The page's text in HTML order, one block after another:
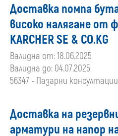
Доставка помпа
високо налягане от
KARCHER SE & CO.KG
Валидна от: 18.06.2025
Валидна до: 04.07.2025
56347 - Пазарни
Доставка на
арматури на напор